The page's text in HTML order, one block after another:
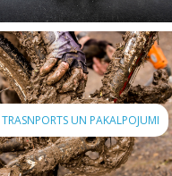
TRASNPORTS UN PAKALPOJUMI